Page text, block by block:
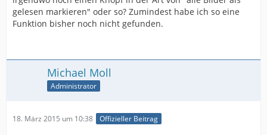
gelesen markieren" oder so? Zumindest habe ich so eine
Funktion bisher noch nicht gefunden.
Michael Moll
Administrator
18. März 2015 um 10:38 Offizieller Beitrag